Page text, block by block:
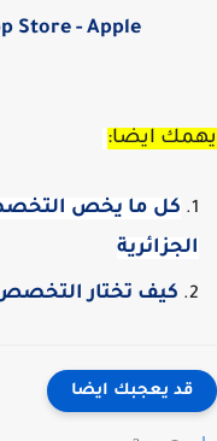
Store - Apple
ايضا:
كل ما يخص
كيف تختار التخصص
قد يعجبك ايضا